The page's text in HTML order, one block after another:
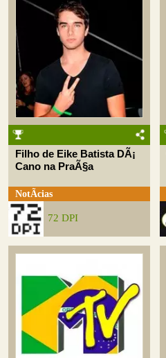
Filho de Eike Batista DÃ¡
Cano na PraÃ§a
NotÃ­cias
72 DPI